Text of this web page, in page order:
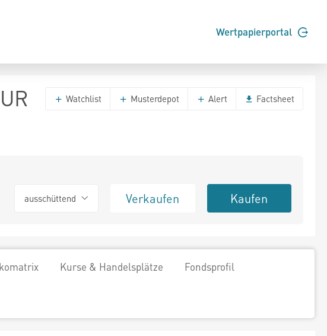
Wertpapierportal
Watchlist Musterdepot Alert Factsheet
ausschüttend Verkaufen Kaufen
Kurse & Handelsplätze Fondsprofil